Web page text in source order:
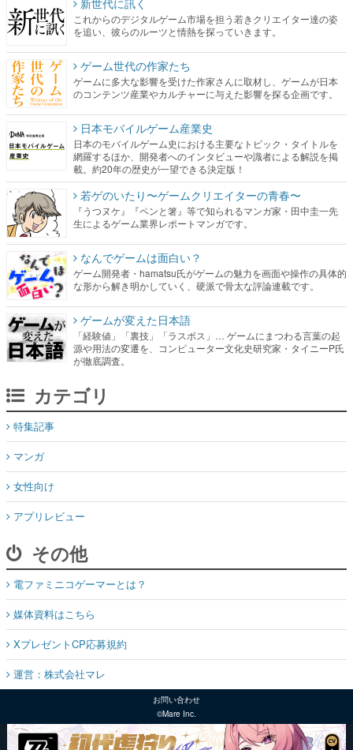
これからのデジタルゲーム市場を担う若きクリエイター達の姿
を追い、彼らのルーツと情熱を探っていきます。
ゲーム世代の作家たち
ゲームに多大な影響を受けた作家さんに取材し、ゲームが日本
のコンテンツ産業やカルチャーに与えた影響を探る企画です。
日本モバイルゲーム産業史
日本のモバイルゲーム史における主要なトピック・タイトルを
網羅するほか、開発者へのインタビューや識者による解説を掲
載。約20年の歴史が一望できる決定版！
若ゲのいたり〜ゲームクリエイターの青春〜
『うつヌケ』『ペンと箸』等で知られるマンガ家・田中圭一先
生によるゲーム業界レポートマンガです。
なんでゲームは面白い？
ゲーム開発者・hamatsu氏がゲームの魅力を画面や操作の具体的
な形から解き明かしていく、硬派で骨太な評論連載です。
ゲームが変えた日本語
「経験値」「裏技」「ラスボス」… ゲームにまつわる言葉の起
源や用法の変遷を、コンピューター文化史研究家・タイニーP氏
が徹底調査。
カテゴリ
特集記事
マンガ
女性向け
アプリレビュー
その他
電ファミニコゲーマーとは？
媒体資料はこちら
XプレゼントCP応募規約
運営：株式会社マレ
お問い合わせ
©Mare Inc.